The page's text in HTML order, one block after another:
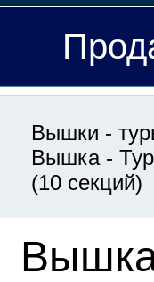
Вышки -
Вышка -
(10 секций)